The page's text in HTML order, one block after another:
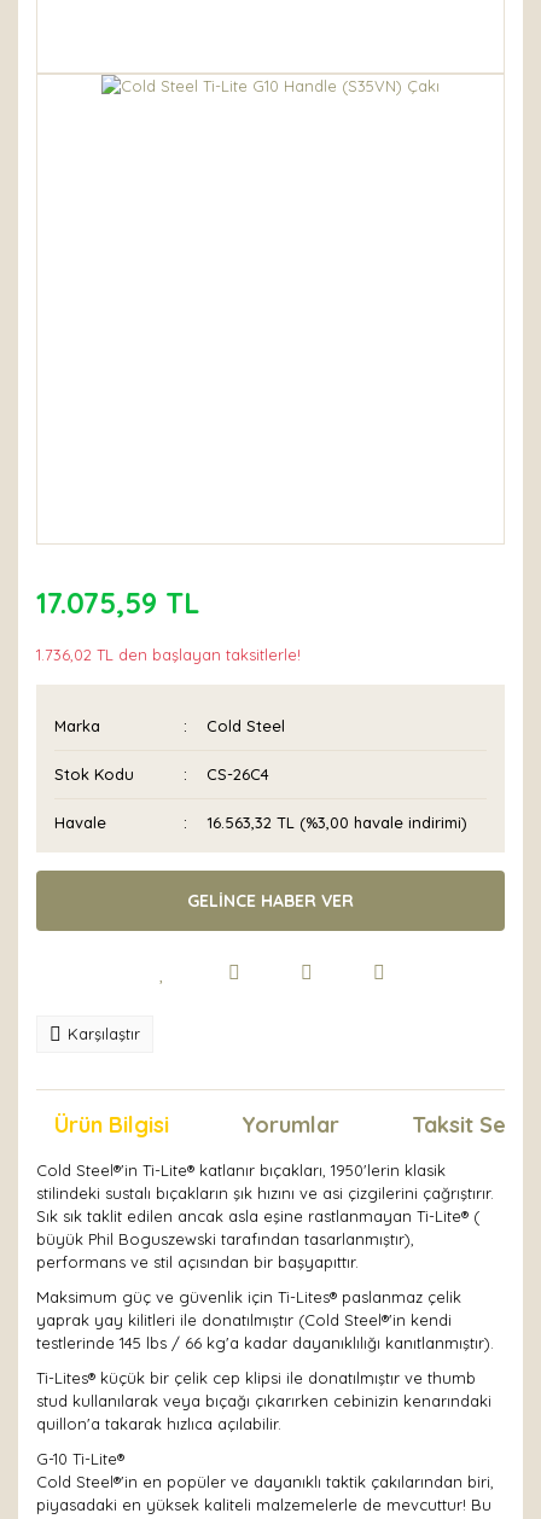
17.075,59 TL
1.736,02 TL den başlayan taksitlerle!
Marka Cold Steel
Stok Kodu CS-26C4
Havale 16.563,32 TL (%3,00 havale indirimi)
GELİNCE HABER VER
Karşılaştır
Ürün Bilgisi Yorumlar Taksit
Cold Steel®'in Ti-Lite® katlanır bıçakları, 1950'lerin klasik
stilindeki sustalı bıçakların şık hızını ve asi çizgilerini çağrıştırır.
Sık sık taklit edilen ancak asla eşine rastlanmayan Ti-Lite® (
büyük Phil Boguszewski tarafından tasarlanmıştır),
performans ve stil açısından bir başyapıttır.
Maksimum güç ve güvenlik için Ti-Lites® paslanmaz çelik
yaprak yay kilitleri ile donatılmıştır (Cold Steel®'in kendi
testlerinde 145 lbs / 66 kg'a kadar dayanıklılığı kanıtlanmıştır).
Ti-Lites® küçük bir çelik cep klipsi ile donatılmıştır ve thumb
stud kullanılarak veya bıçağı çıkarırken cebinizin kenarındaki
quillon'a takarak hızlıca açılabilir.
G-10 Ti-Lite®
Cold Steel®'in en popüler ve dayanıklı taktik çakılarından biri,
piyasadaki en yüksek kaliteli malzemelerle de mevcuttur! Bu